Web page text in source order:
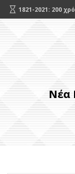
1821-2021: 200
Νέα